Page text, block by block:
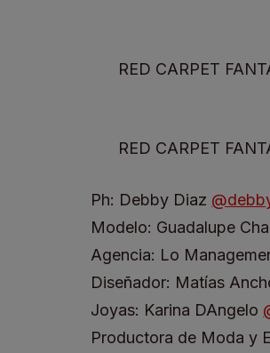
RED CARPET
RED CARPET
Ph: Debby Diaz
Modelo: Guadalupe
Agencia: Lo
Diseñador: Matías
Joyas: Karina DAngelo
Productora de Moda y